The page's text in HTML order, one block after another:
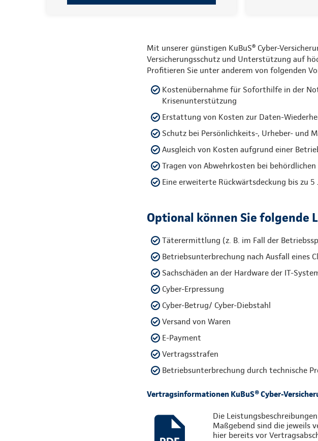
Mit unserer günstigen KuBuS® Cyber-
Versicherungsschutz und Unterstützung auf
Profitieren Sie unter anderem von folgenden
Kostenübernahme für Soforthilfe in der
Krisenunterstützung
Erstattung von Kosten zur Daten-
Schutz bei Persönlichkeits-, Urheber- und
Ausgleich von Kosten aufgrund einer
Tragen von Abwehrkosten bei behördlichen
Eine erweiterte Rückwärtsdeckung bis zu
Optional können Sie folgende
Täterermittlung (z. B. im Fall der
Betriebsunterbrechung nach Ausfall eines
Sachschäden an der Hardware der IT-
Cyber-Erpressung
Cyber-Betrug/ Cyber-Diebstahl
Versand von Waren
E-Payment
Vertragsstrafen
Betriebsunterbrechung durch technische
Vertragsinformationen KuBuS® Cyber-
Die
Maßgebend sind die jeweils
hier bereits vor